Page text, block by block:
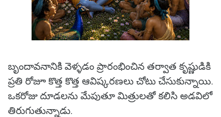
బృందావనానికి వెళ్ళడం ప్రారంభించిన తర్వాత కృష్ణుడికి
ప్రతి రోజూ కొత్త కొత్త ఆవిష్కరణలు చోటు చేసుకున్నాయి.
ఒకరోజు దూడలను మేపుతూ మిత్రులతో కలిసి అడవిలో
తిరుగుతున్నాడు.